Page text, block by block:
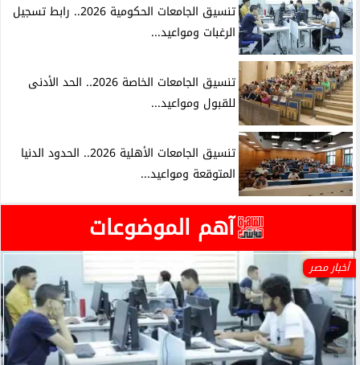
تنسيق الجامعات الحكومية 2026.. رابط تسجيل
الرغبات ومواعيد...
تنسيق الجامعات الخاصة 2026.. الحد الأدنى
للقبول ومواعيد...
تنسيق الجامعات الأهلية 2026.. الحدود الدنيا
المتوقعة ومواعيد...
آهم الموضوعات
أخبار مصر